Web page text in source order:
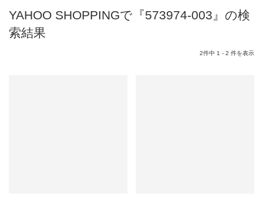
YAHOO SHOPPINGで『573974-003』の検
索結果
2件中 1 - 2 件を表示